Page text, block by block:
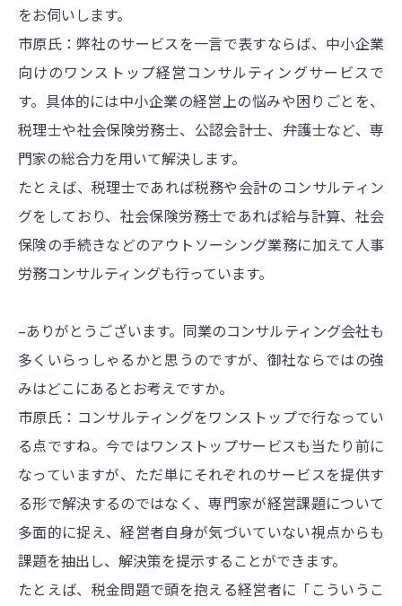
をお伺いします。
市原氏：弊社のサービスを一言で表すならば、中小企業
向けのワンストップ経営コンサルティングサービスで
す。具体的には中小企業の経営上の悩みや困りごとを、
税理士や社会保険労務士、公認会計士、弁護士など、専
門家の総合力を用いて解決します。
たとえば、税理士であれば税務や会計のコンサルティン
グをしており、社会保険労務士であれば給与計算、社会
保険の手続きなどのアウトソーシング業務に加えて人事
労務コンサルティングも行っています。
–ありがとうございます。同業のコンサルティング会社も
多くいらっしゃるかと思うのですが、御社ならではの強
みはどこにあるとお考えですか。
市原氏：コンサルティングをワンストップで行なってい
る点ですね。今ではワンストップサービスも当たり前に
なっていますが、ただ単にそれぞれのサービスを提供す
る形で解決するのではなく、専門家が経営課題について
多面的に捉え、経営者自身が気づいていない視点からも
課題を抽出し、解決策を提示することができます。
たとえば、税金問題で頭を抱える経営者に「こういうこ